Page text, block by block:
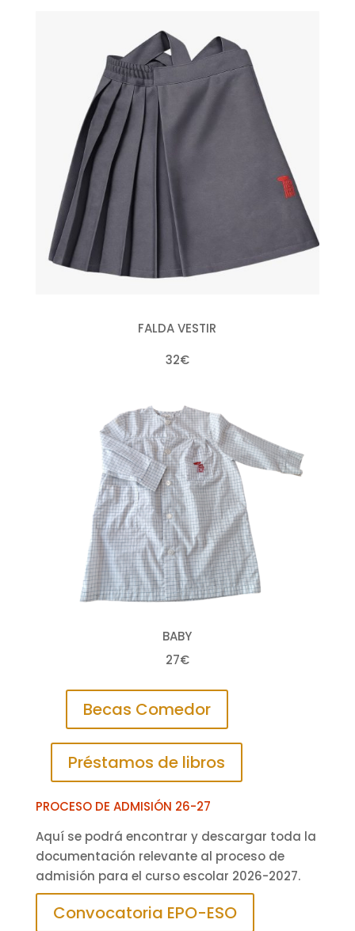
FALDA VESTIR
32€
BABY
27€
Becas Comedor
Préstamos de libros
PROCESO DE ADMISIÓN 26-27
Aquí se podrá encontrar y descargar toda la
documentación relevante al proceso de
admisión para el curso escolar 2026-2027.
Convocatoria EPO-ESO